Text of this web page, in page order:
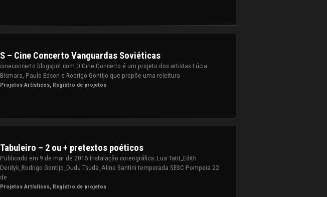
S – Cine Concerto Vanguardas Soviéticas
cineconcerto.blogspot.com O Cine Concerto é um projeto dos artistas Lúcia
Bismara, Paulo Edson e Rodrigo Gontijo que propõe uma releitura
Projetos Artísticos Registro de projetos
Tabuleiro – 2 ou + pretextos poéticos
Publicado em 9 de mar de 2015 Instalação coreográfica: Lua Tatit_Edith
Derdyk_Rodrigo Gontijo_Dudu Tsuda_Aline Santini temporada SESC Pompeia 22
de
Projetos Artísticos Registro de projetos